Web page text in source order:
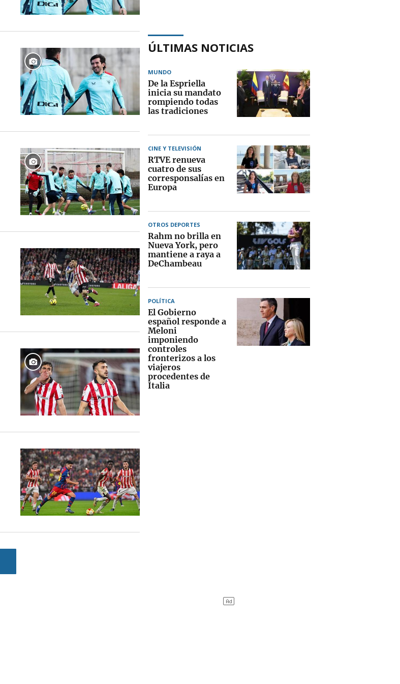
ÚLTIMAS NOTICIAS
MUNDO
De la Espriella
inicia su mandato
rompiendo todas
las tradiciones
CINE Y TELEVISIÓN
RTVE renueva
cuatro de sus
corresponsalías en
Europa
OTROS DEPORTES
Rahm no brilla en
Nueva York, pero
mantiene a raya a
DeChambeau
POLÍTICA
El Gobierno
español responde a
Meloni
imponiendo
controles
fronterizos a los
viajeros
procedentes de
Italia